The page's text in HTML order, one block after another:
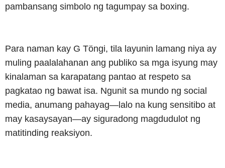
pambansang simbolo ng tagumpay sa boxing.
Para naman kay G Töngi, tila layunin lamang niya ay
muling paalalahanan ang publiko sa mga isyung may
kinalaman sa karapatang pantao at respeto sa
pagkatao ng bawat isa. Ngunit sa mundo ng social
media, anumang pahayag—lalo na kung sensitibo at
may kasaysayan—ay siguradong magdudulot ng
matitinding reaksiyon.